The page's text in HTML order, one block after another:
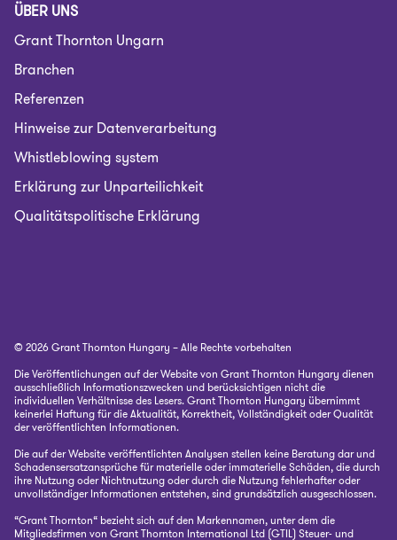
ÜBER UNS
Grant Thornton Ungarn
Branchen
Referenzen
Hinweise zur Datenverarbeitung
Whistleblowing system
Erklärung zur Unparteilichkeit
Qualitätspolitische Erklärung
© 2026 Grant Thornton Hungary – Alle Rechte vorbehalten
Die Veröffentlichungen auf der Website von Grant Thornton Hungary dienen
ausschließlich Informationszwecken und berücksichtigen nicht die
individuellen Verhältnisse des Lesers. Grant Thornton Hungary übernimmt
keinerlei Haftung für die Aktualität, Korrektheit, Vollständigkeit oder Qualität
der veröffentlichten Informationen.
Die auf der Website veröffentlichten Analysen stellen keine Beratung dar und
Schadensersatzansprüche für materielle oder immaterielle Schäden, die durch
ihre Nutzung oder Nichtnutzung oder durch die Nutzung fehlerhafter oder
unvollständiger Informationen entstehen, sind grundsätzlich ausgeschlossen.
“Grant Thornton“ bezieht sich auf den Markennamen, unter dem die
Mitgliedsfirmen von Grant Thornton International Ltd (GTIL) Steuer- und